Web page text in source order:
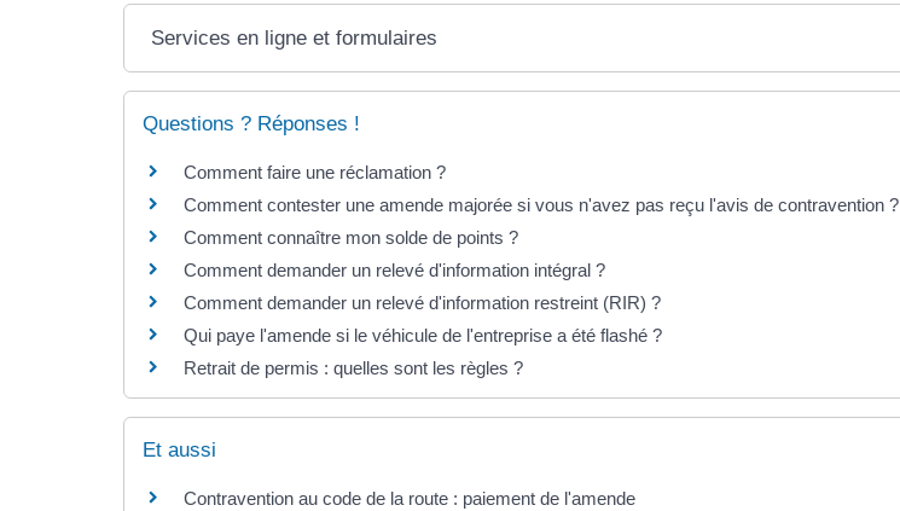
Services en ligne et formulaires
Questions ? Réponses !
Comment faire une réclamation ?
Comment contester une amende majorée si vous n'avez pas reçu l'avis de contravention ?
Comment connaître mon solde de points ?
Comment demander un relevé d'information intégral ?
Comment demander un relevé d'information restreint (RIR) ?
Qui paye l'amende si le véhicule de l'entreprise a été flashé ?
Retrait de permis : quelles sont les règles ?
Et aussi
Contravention au code de la route : paiement de l'amende